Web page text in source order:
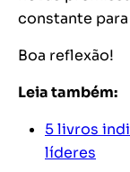
constante
Boa reflexão!
Leia também:
5 livros
líderes